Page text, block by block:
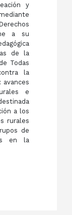
y
a su
de la
Todas
la
avances
e
a los
rurales
de
en la